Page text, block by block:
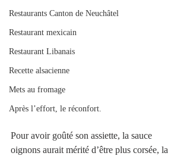
Restaurants Canton de Neuchâtel
Restaurant mexicain
Restaurant Libanais
Recette alsacienne
Mets au fromage
Après l’effort, le réconfort.
Pour avoir goûté son assiette, la sauce
oignons aurait mérité d’être plus corsée, la